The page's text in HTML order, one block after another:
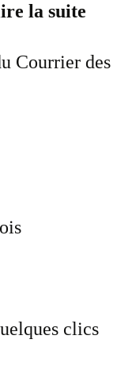
la suite
Courrier des
clics